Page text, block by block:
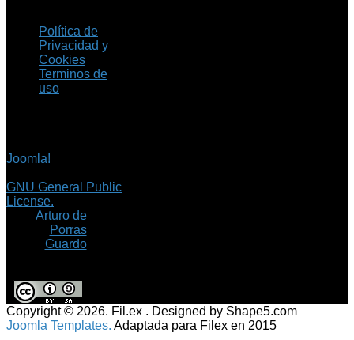
Política de
Privacidad y
Cookies
Terminos de
uso
Joomla!
GNU General Public
License.
Arturo de
Porras
Guardo
Copyright © 2026. Fil.ex . Designed by Shape5.com
Joomla Templates. Adaptada para Filex en 2015